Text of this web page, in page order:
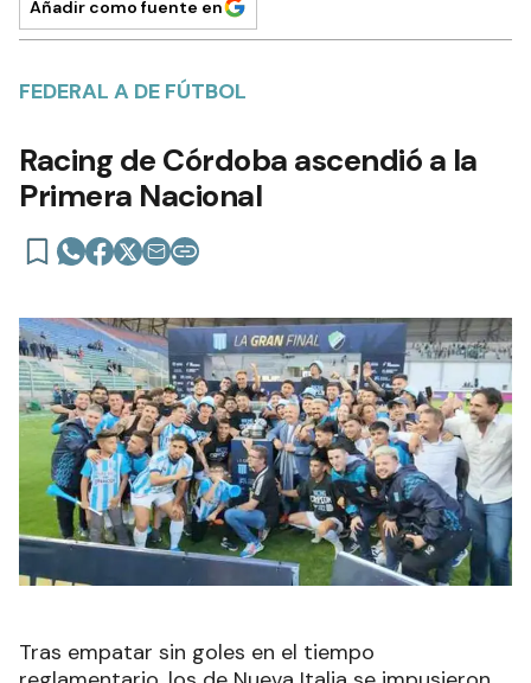
Añadir como fuente en
FEDERAL A DE FÚTBOL
Racing de Córdoba ascendió a la
Primera Nacional
Tras empatar sin goles en el tiempo